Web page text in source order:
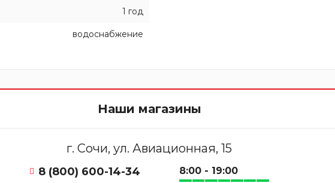
1 год
водоснабжение
Наши магазины
г. Сочи, ул. Авиационная, 15
8 (800) 600-14-34 8:00 - 19:00